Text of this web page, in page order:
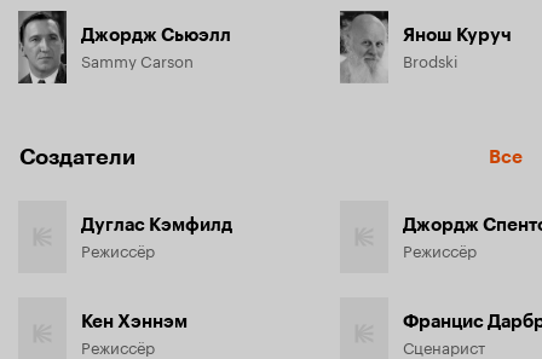
Джордж Сьюэлл
Sammy Carson
Янош Куруч
Brodski
Создатели Все
Дуглас Кэмфилд
Режиссёр
Кен Хэннэм
Режиссёр
Джордж
Режиссёр
Францис
Сценарист